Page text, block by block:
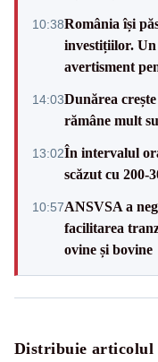
10:38România își
investițiilor. Un
avertisment
14:03Dunărea
rămâne mult
13:02În intervalul
scăzut cu 200-
10:57ANSVSA a
facilitarea
ovine și bovine
Distribuie articolul